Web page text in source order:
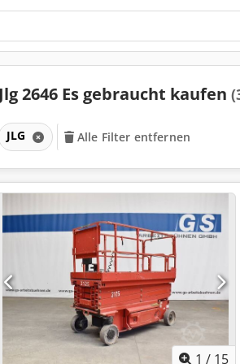
Jlg 2646 Es gebraucht kaufen
JLG Alle Filter entfernen
1 / 15